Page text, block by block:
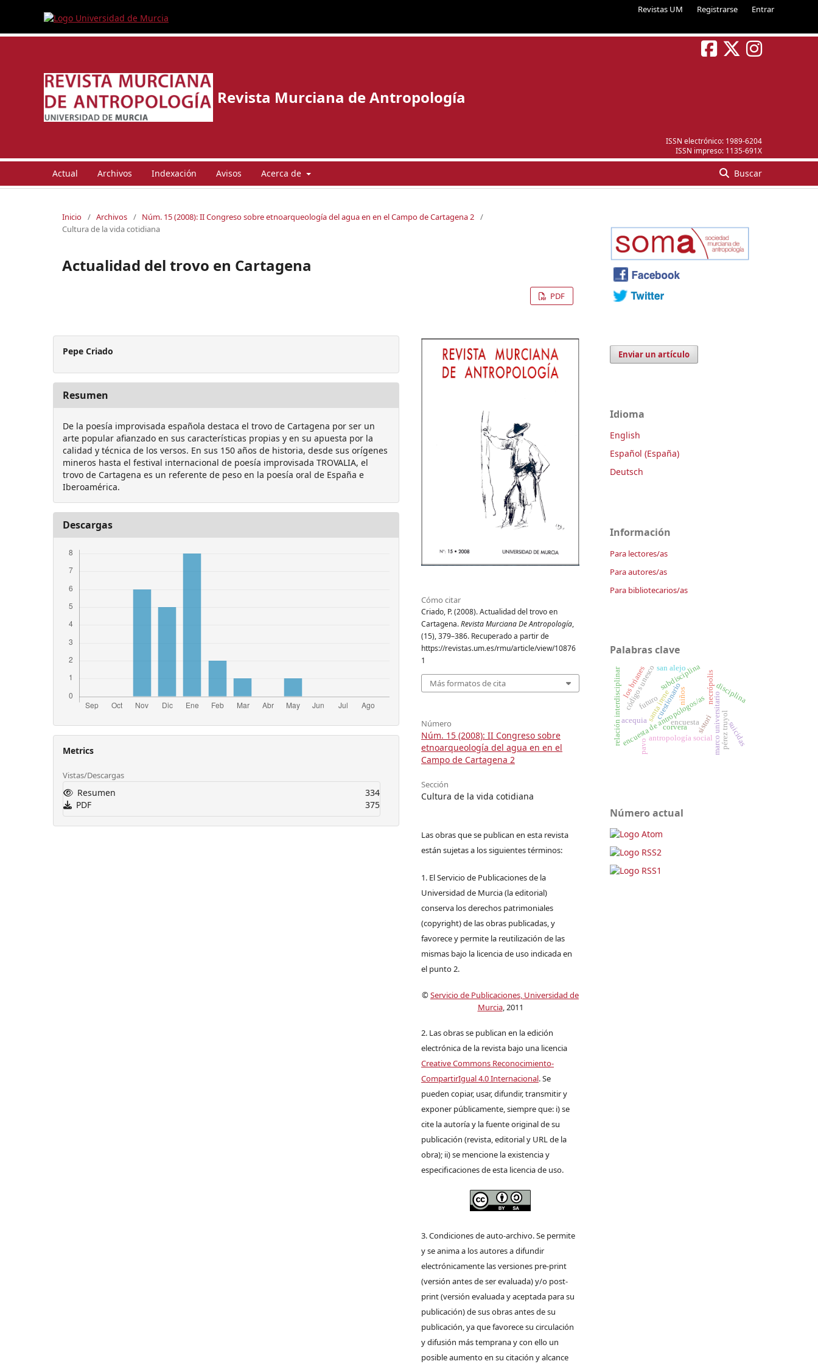
Revistas UM Registrarse Entrar
ISSN electrónico: 1989-6204
ISSN impreso: 1135-691X
Revista Murciana de Antropología
Actual Archivos Indexación Avisos Acerca de Buscar
Inicio / Archivos / Núm. 15 (2008): II Congreso sobre etnoarqueología del agua en en el Campo de Cartagena 2 /
Cultura de la vida cotidiana
Actualidad del trovo en Cartagena
PDF
Pepe Criado
Resumen
De la poesía improvisada española destaca el trovo de Cartagena por ser un
arte popular afianzado en sus características propias y en su apuesta por la
calidad y técnica de los versos. En sus 150 años de historia, desde sus orígenes
mineros hasta el festival internacional de poesía improvisada TROVALIA, el
trovo de Cartagena es un referente de peso en la poesía oral de España e
Iberoamérica.
Descargas
Metrics
Vistas/Descargas
Resumen
334
PDF
375
Cómo citar
Criado, P. (2008). Actualidad del trovo en
Cartagena.Revista Murciana De Antropología,
(15), 379–386. Recuperado a partir de
https://revistas.um.es/rmu/article/view/10876
1
Más formatos de cita
Número
Núm. 15 (2008): II Congreso sobre
etnoarqueología del agua en en el
Campo de Cartagena 2
Sección
Cultura de la vida cotidiana
Las obras que se publican en esta revista
están sujetas a los siguientes términos:
1. El Servicio de Publicaciones de la
Universidad de Murcia (la editorial)
conserva los derechos patrimoniales
(copyright) de las obras publicadas, y
favorece y permite la reutilización de las
mismas bajo la licencia de uso indicada en
el punto 2.
©Servicio de Publicaciones, Universidad de
Murcia, 2011
2. Las obras se publican en la edición
electrónica de la revista bajo una licencia
Creative Commons Reconocimiento-
CompartirIgual 4.0 Internacional. Se
pueden copiar, usar, difundir, transmitir y
exponer públicamente, siempre que: i) se
cite la autoría y la fuente original de su
publicación (revista, editorial y URL de la
obra); ii) se mencione la existencia y
especificaciones de esta licencia de uso.
3. Condiciones de auto-archivo. Se permite
y se anima a los autores a difundir
electrónicamente las versiones pre-print
(versión antes de ser evaluada) y/o post-
print (versión evaluada y aceptada para su
publicación) de sus obras antes de su
publicación, ya que favorece su circulación
y difusión más temprana y con ello un
posible aumento en su citación y alcance
Enviar un artículo
Idioma
English
Español (España)
Deutsch
Información
Para lectores/as
Para autores/as
Para bibliotecarios/as
Palabras clave
necrópolis
encuesta de antropólogos/as
futurocuestionario marco universitario
relación interdisciplinar antropología social
encuesta
subdisciplina
disciplina
códigos unescosan alejo
santa irene
sistori pérez truyol
corvera
los brianes
acequia
pavo suicidas
niños
Número actual